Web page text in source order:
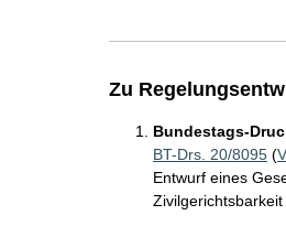
Zu
Bundestags-
BT-Drs. 20/8095(
Entwurf eines